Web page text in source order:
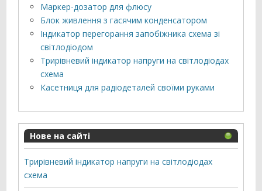
Маркер-дозатор для флюсу
Блок живлення з гасячим конденсатором
Індикатор перегорання запобіжника схема зі
світлодіодом
Трирівневий індикатор напруги на світлодіодах
схема
Касетниця для радіодеталей своїми руками
Нове на сайті
Трирівневий індикатор напруги на світлодіодах
схема